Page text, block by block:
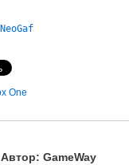
NeoGaf
One
Автор: GameWay